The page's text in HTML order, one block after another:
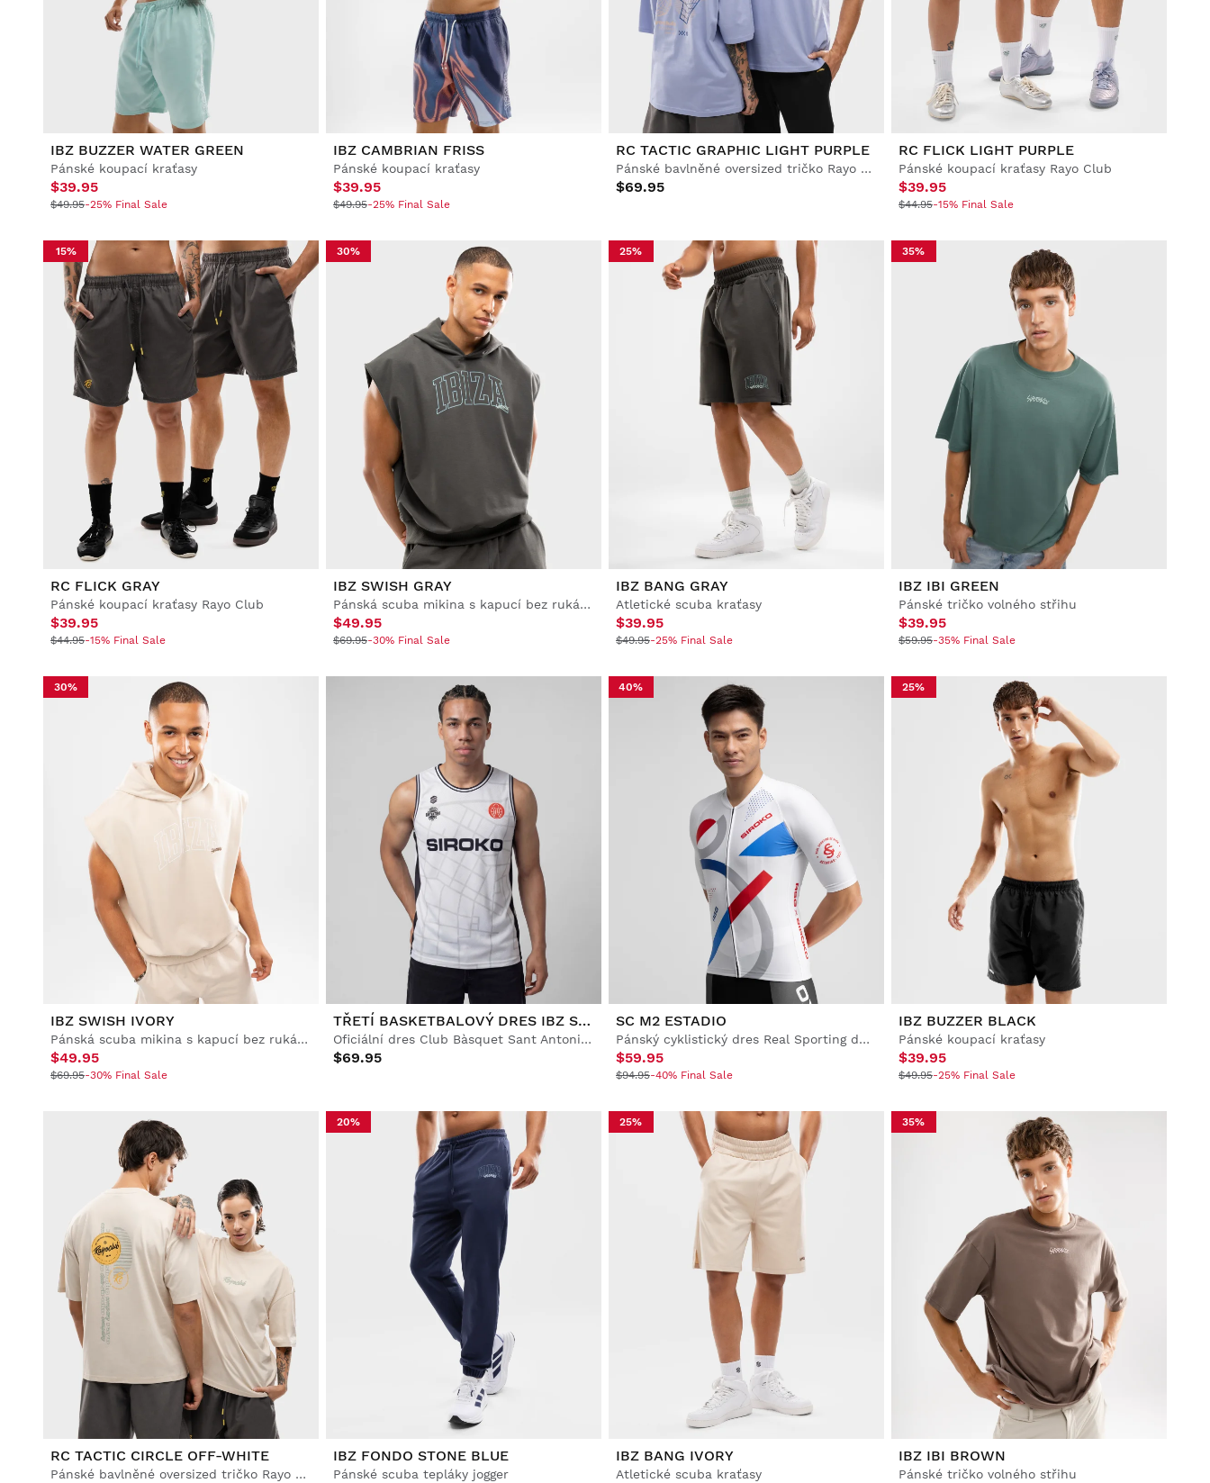
Zobrazit vše Muži
Zobrazit vše Ženy
Zobrazit vše Děti
IBZ BUZZER WATER GREEN
Pánské koupací kraťasy
$39.95
$49.95-25% Final Sale
IBZ CAMBRIAN FRISS
Pánské koupací kraťasy
$39.95
$49.95-25% Final Sale
RC TACTIC GRAPHIC LIGHT PURPLE
Pánské bavlněné oversized tričko Rayo Club
$69.95
RC FLICK LIGHT PURPLE
Pánské koupací kraťasy Rayo Club
$39.95
$44.95-15% Final Sale
15%
RC FLICK GRAY
Pánské koupací kraťasy Rayo Club
$39.95
$44.95-15% Final Sale
30%
IBZ SWISH GRAY
Pánská scuba mikina s kapucí bez rukávů
$49.95
$69.95-30% Final Sale
25%
IBZ BANG GRAY
Atletické scuba kraťasy
$39.95
$49.95-25% Final Sale
35%
IBZ IBI GREEN
Pánské tričko volného střihu
$39.95
$59.95-35% Final Sale
30%
IBZ SWISH IVORY
Pánská scuba mikina s kapucí bez rukávů
$49.95
$69.95-30% Final Sale
TŘETÍ BASKETBALOVÝ DRES IBZ SANT ANTONI 2025-26
Oficiální dres Club Bàsquet Sant Antoni pro dospělé
$69.95
40%
SC M2 ESTADIO
Pánský cyklistický dres Real Sporting de Gijón x Siroko s krátkým rukávem
$59.95
$94.95-40% Final Sale
25%
IBZ BUZZER BLACK
Pánské koupací kraťasy
$39.95
$49.95-25% Final Sale
RC TACTIC CIRCLE OFF-WHITE
Pánské bavlněné oversized tričko Rayo Club
20%
IBZ FONDO STONE BLUE
Pánské scuba tepláky jogger
25%
IBZ BANG IVORY
Atletické scuba kraťasy
35%
IBZ IBI BROWN
Pánské tričko volného střihu